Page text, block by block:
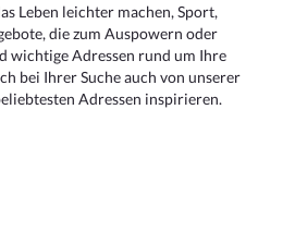
Leben leichter machen, Sport,
die zum Auspowern oder
wichtige Adressen rund um Ihre
bei Ihrer Suche auch von unserer
Adressen inspirieren.